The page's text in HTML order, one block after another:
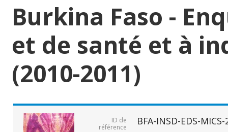
Burkina Faso -
et de santé et à
(2010-2011)
ID de
référence
BFA-INSD-EDS-